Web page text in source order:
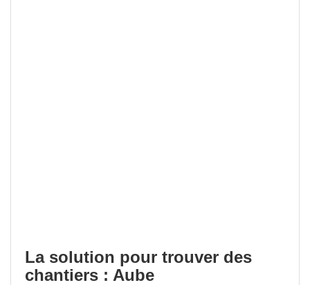
La solution pour trouver des
chantiers : Aube